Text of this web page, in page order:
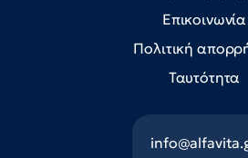
Επικοινωνία
Πολιτική
Ταυτότητα